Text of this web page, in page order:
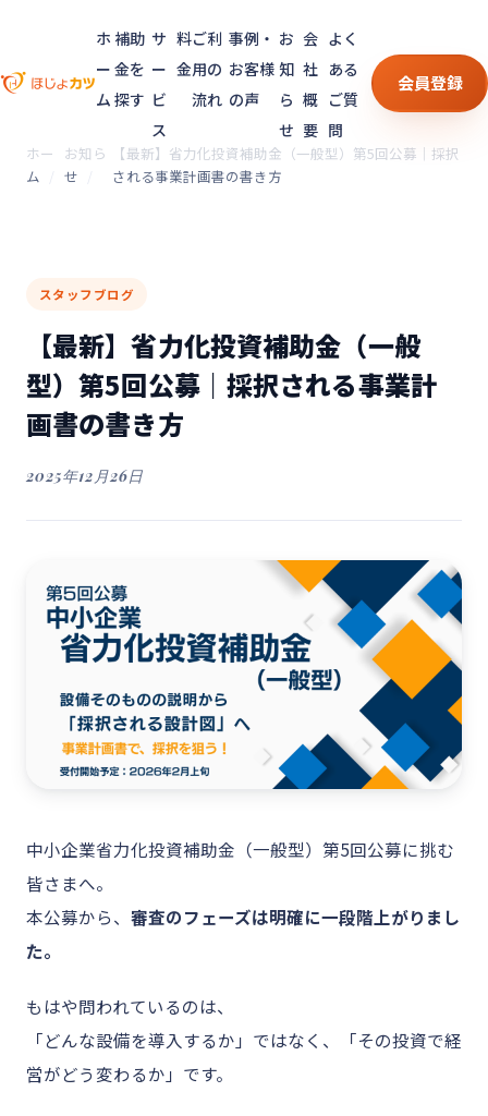
ホ
ー
ム
補助
金を
探す
サ
ー
ビ
ス
料
金
ご利
用の
流れ
事例・
お客様
の声
お
知
ら
せ
会
社
概
要
よく
ある
ご質
問
会員登録
ホー
ム
お知ら
せ
【最新】省力化投資補助金（一般型）第5回公募｜採択
される事業計画書の書き方
スタッフブログ
【最新】省力化投資補助金（一般
型）第5回公募｜採択される事業計
画書の書き方
2025年12月26日
中小企業省力化投資補助金（一般型）第5回公募に挑む
皆さまへ。
本公募から、 審査のフェーズは明確に一段階上がりまし
た。
もはや問われているのは、
「どんな設備を導入するか」ではなく、「その投資で経
営がどう変わるか」です。